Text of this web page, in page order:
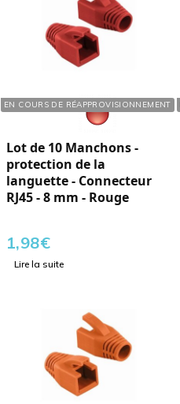
EN COURS DE RÉAPPROVISIONNEMENT
Réf. : 110403
Lot de 10 Manchons -
protection de la
languette - Connecteur
RJ45 - 8 mm - Rouge
1,98€
Lire la suite